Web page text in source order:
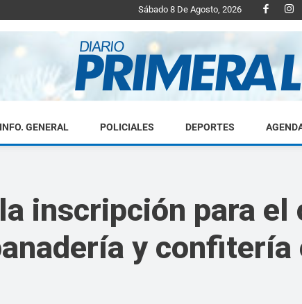
Sábado 8 De Agosto, 2026
Diario
Primera
INFO. GENERAL POLICIALES DEPORTES
inscripción para
y confitería